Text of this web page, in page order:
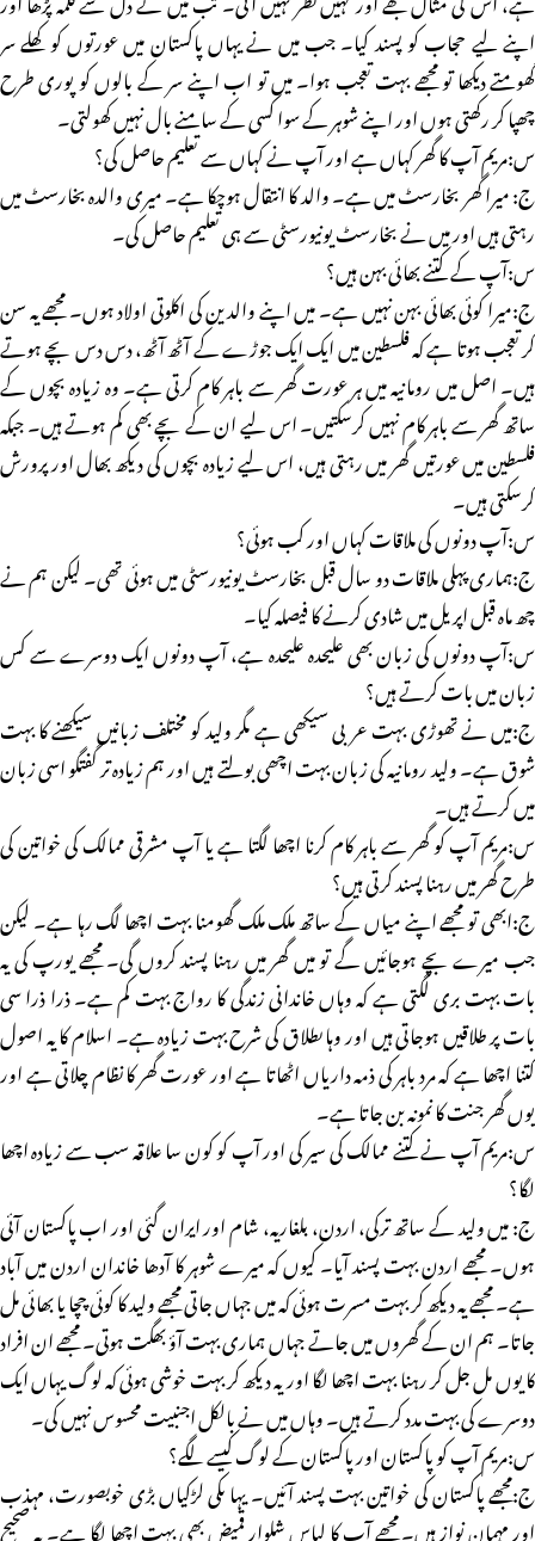
اپنے لیے حجاب کو پسند کیا۔ جب میں نے یہاں پاکستان میں عورتوں کو کھلے سر
گھومتے دیکھا تو مجھے بہت تعجب ہوا۔ میں تو اب اپنے سر کے بالوں کو پوری طرح
چھپا کر رکھتی ہوں اور اپنے شوہر کے سوا کسی کے سامنے بال نہیں کھولتی۔
س:مریم آپ کا گھر کہاں ہے اور آپ نے کہاں سے تعلیم حاصل کی؟
ج: میرا گھر بخارسٹ میں ہے۔ والد کا انتقال ہوچکا ہے۔ میری والدہ بخارسٹ میں
رہتی ہیں اور میں نے بخارسٹ یونیورسٹی سے ہی تعلیم حاصل کی۔
س:آپ کے کتنے بھائی بہن ہیں؟
ج:میرا کوئی بھائی بہن نہیں ہے۔ میں اپنے والدین کی اکلوتی اولاد ہوں۔ مجھے یہ سن
کر تعجب ہوتا ہے کہ فلسطین میں ایک ایک جوڑے کے آٹھ آٹھ، دس دس بچے ہوتے
ہیں۔ اصل میں رومانیہ میں ہر عورت گھر سے باہر کام کرتی ہے۔ وہ زیادہ بچوں کے
ساتھ گھر سے باہر کام نہیں کرسکتیں۔ اس لیے ان کے بچے بھی کم ہوتے ہیں۔ جبکہ
فلسطین میں عورتیں گھر میں رہتی ہیں، اس لیے زیادہ بچوں کی دیکھ بھال اور پرورش
کرسکتی ہیں۔
س:آپ دونوں کی ملاقات کہاں اور کب ہوئی؟
ج:ہماری پہلی ملاقات دو سال قبل بخارسٹ یونیورسٹی میں ہوئی تھی۔ لیکن ہم نے
چھ ماہ قبل اپریل میں شادی کرنے کا فیصلہ کیا۔
س:آپ دونوں کی زبان بھی علیحدہ علیحدہ ہے، آپ دونوں ایک دوسرے سے کس
زبان میں بات کرتے ہیں؟
ج:میں نے تھوڑی بہت عربی سیکھی ہے مگر ولید کو مختلف زبانیں سیکھنے کا بہت
شوق ہے۔ ولید رومانیہ کی زبان بہت اچھی بولتے ہیں اور ہم زیادہ تر گفتگو اسی زبان
میں کرتے ہیں۔
س:مریم آپ کو گھر سے باہر کام کرنا اچھا لگتا ہے یا آپ مشرقی ممالک کی خواتین کی
طرح گھر میں رہنا پسند کرتی ہیں؟
ج:ابھی تو مجھے اپنے میاں کے ساتھ ملک ملک گھومنا بہت اچھا لگ رہا ہے۔ لیکن
جب میرے بچے ہوجائیں گے تو میں گھر میں رہنا پسند کروں گی۔ مجھے یورپ کی یہ
بات بہت بری لگتی ہے کہ وہاں خاندانی زندگی کا رواج بہت کم ہے۔ ذرا ذرا سی
بات پر طلاقیں ہوجاتی ہیں اور وہا ںطلاق کی شرح بہت زیادہ ہے۔ اسلام کا یہ اصول
کتنا اچھا ہے کہ مرد باہر کی ذمہ داریاں اٹھاتا ہے اور عورت گھر کا نظام چلاتی ہے اور
یوں گھر جنت کا نمونہ بن جاتا ہے۔
س:مریم آپ نے کتنے ممالک کی سیر کی اور آپ کو کون سا علاقہ سب سے زیادہ اچھا
لگا؟
ج: میں ولید کے ساتھ ترکی، اردن، بلغاریہ، شام اور ایران گئی اور اب پاکستان آئی
ہوں۔ مجھے اردن بہت پسند آیا۔ کیوں کہ میرے شوہر کا آدھا خاندان اردن میں آباد
ہے۔ مجھے یہ دیکھ کر بہت مسرت ہوئی کہ میں جہاں جاتی مجھے ولید کا کوئی چچا یا بھائی مل
جاتا۔ ہم ان کے گھروں میں جاتے جہاں ہماری بہت آؤ بھگت ہوتی۔ مجھے ان افراد
کا یوں مل جل کر رہنا بہت اچھا لگا اور یہ دیکھ کر بہت خوشی ہوئی کہ لوگ یہاں ایک
دوسرے کی بہت مدد کرتے ہیں۔ وہاں میں نے بالکل اجنبیت محسوس نہیں کی۔
س:مریم آپ کو پاکستان اور پاکستان کے لوگ کیسے لگے؟
ج:مجھے پاکستان کی خواتین بہت پسند آئیں۔ یہا ںکی لڑکیاں بڑی خوبصورت، مہذب
اور مہمان نواز ہیں۔ مجھے آپ کا لباس شلوار قمیض بھی بہت اچھا لگا ہے۔ یہ صحیح